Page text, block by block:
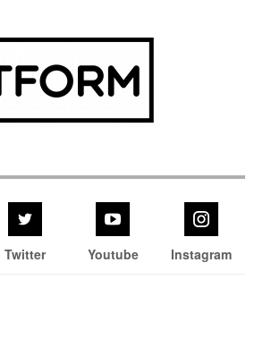
Twitter Youtube Instagram